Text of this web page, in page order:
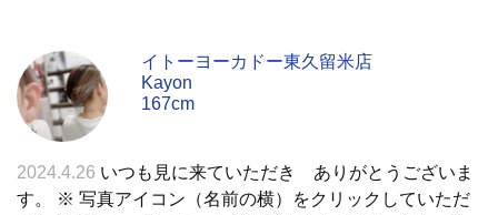
イトーヨーカドー東久留米店
Kayon
167cm
2024.4.26 いつも見に来ていただき ありがとうございま
す。 ※ 写真アイコン（名前の横）をクリックしていただ